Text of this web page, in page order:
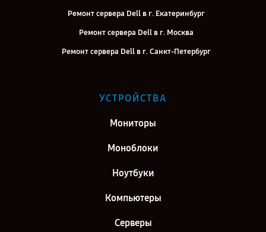
Ремонт сервера Dell в г. Екатеринбург
Ремонт сервера Dell в г. Москва
Ремонт сервера Dell в г. Санкт-Петербург
УСТРОЙСТВА
Мониторы
Моноблоки
Ноутбуки
Компьютеры
Серверы